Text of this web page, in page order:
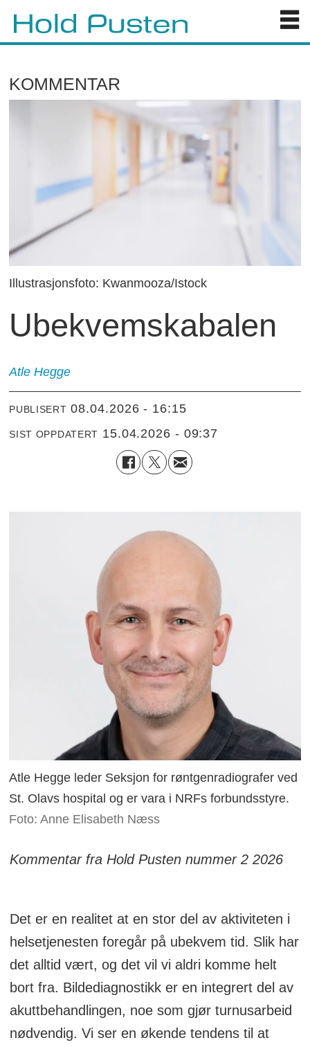
KOMMENTAR
Illustrasjonsfoto: Kwanmooza/Istock
Ubekvemskabalen
Atle Hegge
PUBLISERT 08.04.2026 - 16:15
SIST OPPDATERT 15.04.2026 - 09:37
Atle Hegge leder Seksjon for røntgenradiografer ved
St. Olavs hospital og er vara i NRFs forbundsstyre.
Foto: Anne Elisabeth Næss
Kommentar fra Hold Pusten nummer 2 2026
Det er en realitet at en stor del av aktiviteten i
helsetjenesten foregår på ubekvem tid. Slik har
det alltid vært, og det vil vi aldri komme helt
bort fra. Bildediagnostikk er en integrert del av
akuttbehandlingen, noe som gjør turnusarbeid
nødvendig. Vi ser en økende tendens til at